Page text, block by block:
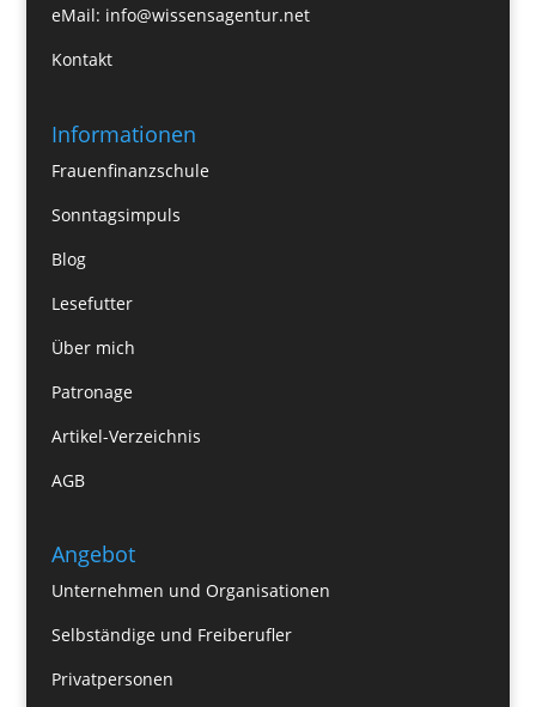
eMail: info@wissensagentur.net
Kontakt
Informationen
Frauenfinanzschule
Sonntagsimpuls
Blog
Lesefutter
Über mich
Patronage
Artikel-Verzeichnis
AGB
Angebot
Unternehmen und Organisationen
Selbständige und Freiberufler
Privatpersonen